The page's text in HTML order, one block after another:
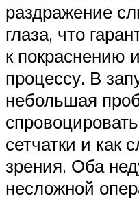
раздражение
глаза, что
к покраснению
процессу. В
небольшая
сетчатки и как
зрения. Оба
несложной